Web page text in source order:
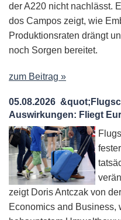
der A220 nicht nachlässt.
dos Campos zeigt, wie
Produktionsraten drängt
noch Sorgen bereitet.
zum Beitrag »
05.08.2026
Auswirkungen: Fliegt
zeigt Doris Antczak von
Economics and Business,